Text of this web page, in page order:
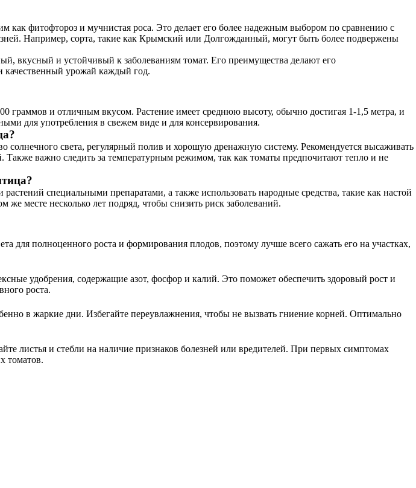
как фитофтороз и мучнистая роса. Это делает его более надежным выбором по сравнению с
Например, сорта, такие как Крымский или Долгожданный, могут быть более подвержены
вкусный и устойчивый к заболеваниям томат. Его преимущества делают его
качественный урожай каждый год.
и отличным вкусом. Растение имеет среднюю высоту, обычно достигая 1-1,5 метра, и
для употребления в свежем виде и для консервирования.
света, регулярный полив и хорошую дренажную систему. Рекомендуется высаживать
важно следить за температурным режимом, так как томаты предпочитают тепло и не
специальными препаратами, а также использовать народные средства, такие как настой
месте несколько лет подряд, чтобы снизить риск заболеваний.
для полноценного роста и формирования плодов, поэтому лучше всего сажать его на участках,
удобрения, содержащие азот, фосфор и калий. Это поможет обеспечить здоровый рост и
роста.
в жаркие дни. Избегайте переувлажнения, чтобы не вызвать гниение корней. Оптимально
листья и стебли на наличие признаков болезней или вредителей. При первых симптомах
томатов.